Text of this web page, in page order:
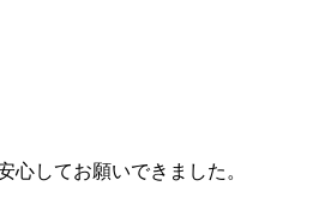
心してお願いできました。